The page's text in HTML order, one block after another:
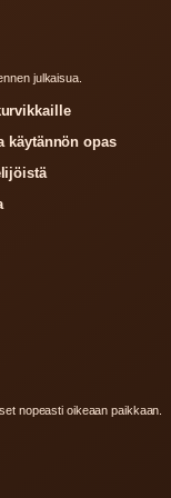
julkaisua.
käytännön opas
nopeasti oikeaan paikkaan.